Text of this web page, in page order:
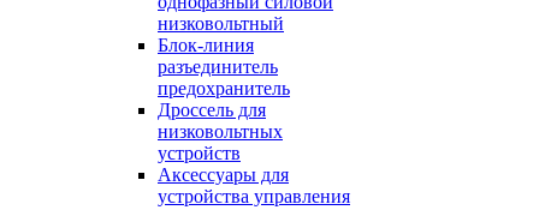
низковольтный
Блок-линия
разъединитель
предохранитель
Дроссель для
низковольтных
устройств
Аксессуары для
устройства управления